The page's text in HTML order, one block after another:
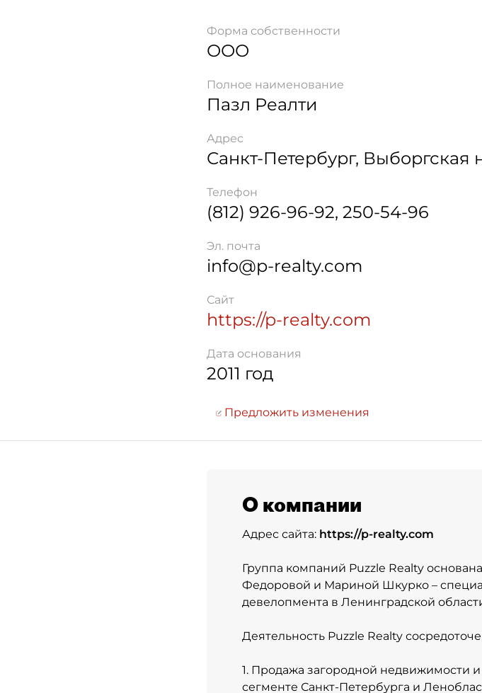
Форма собственности
ООО
Полное наименование
Пазл Реалти
Адрес
Санкт-Петербург, Выборгская
Телефон
(812) 926-96-92, 250-54-96
Эл. почта
info@p-realty.com
Сайт
https://p-realty.com
Дата основания
2011 год
Предложить изменения
О компании
Адрес сайта: https://p-realty.com
Группа компаний Puzzle Realty
Федоровой и Мариной Шкурко –
девелопмента в Ленинградской
Деятельность Puzzle Realty
1. Продажа загородной недвижимости
сегменте Санкт-Петербурга и